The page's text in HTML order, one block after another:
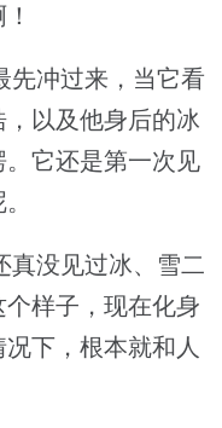
冲过来，当它看
以及他身后的冰
它还是第一次见
没见过冰、雪二
样子，现在化身
下，根本就和人